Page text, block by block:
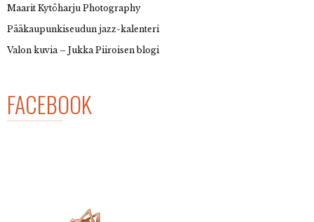
Maarit Kytöharju Photography
Pääkaupunkiseudun jazz-kalenteri
Valon kuvia – Jukka Piiroisen blogi
FACEBOOK